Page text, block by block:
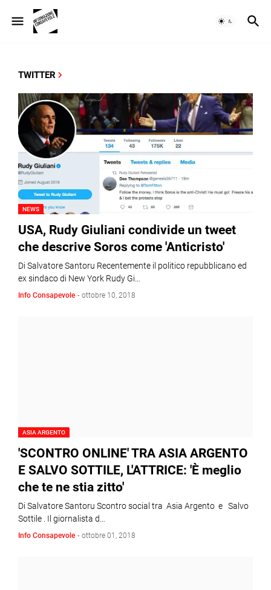
TWITTER
NEWS
USA, Rudy Giuliani condivide un tweet
che descrive Soros come 'Anticristo'
Di Salvatore Santoru Recentemente il politico repubblicano ed
ex sindaco di New York Rudy Gi…
Info Consapevole - ottobre 10, 2018
ASIA ARGENTO
'SCONTRO ONLINE' TRA ASIA ARGENTO
E SALVO SOTTILE, L'ATTRICE: 'È meglio
che te ne stia zitto'
Di Salvatore Santoru Scontro social tra Asia Argento e Salvo
Sottile . Il giornalista d…
Info Consapevole - ottobre 01, 2018